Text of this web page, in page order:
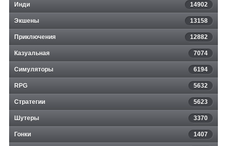
Инди 14902
Экшены 13158
Приключения 12882
Казуальная 7074
Симуляторы 6194
RPG 5632
Стратегии 5623
Шутеры 3370
Гонки 1407